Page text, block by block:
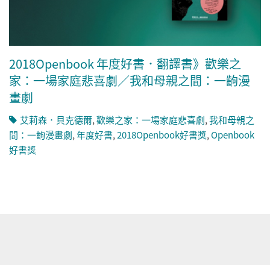
2018Openbook 年度好書．翻譯書》歡樂之
家：一場家庭悲喜劇／我和母親之間：一齣漫
畫劇
艾莉森．貝克德爾,歡樂之家：一場家庭悲喜劇,我和母親之
間：一齣漫畫劇,年度好書,2018Openbook好書獎,Openbook
好書獎